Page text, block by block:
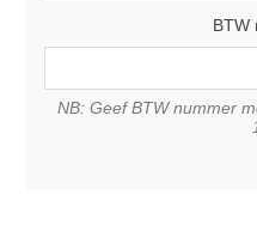
BTW
NB: Geef BTW nummer